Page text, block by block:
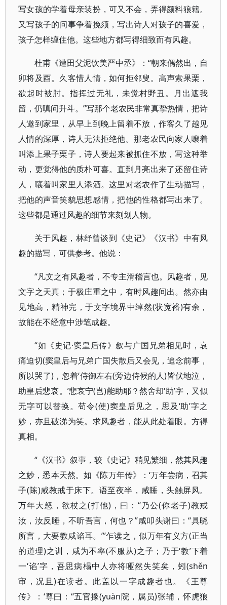
写女孩的学着母亲装扮，可又不会，弄得颜料狼籍。
又写孩子的问事争着挽须，写出诗人对孩子的喜爱，
孩子怎样缠住他。这些地方都写得细致而有风趣。
杜甫《遭田父泥饮美严中丞》：“朝来偶然出，自
卯将及酉。久客惜人情，如何拒邻叟。高声索果栗，
欲起时被肘。指挥过无礼，未觉村野丑。月出遮我
留，仍嗔问升斗。”写那个老农民非常真挚热情，把诗
人邀到家里，从早上到晚上留着不放，作客久了越见
人情的深厚，诗人无法拒绝他。那老农民向家人嚷着
叫添上果子栗子，诗人要起来被抓住不放，写这种举
动，更觉得他的质朴可喜。直到月亮出来了还留住诗
人，嚷着叫家里人添酒。这里对老农作了生动描写，
把他的声音笑貌思想感情，把他的性格都写出来了。
这些都是通过风趣的细节来刻划人物。
关于风趣，林纾曾谈到《史记》《汉书》中有风
趣的描写，可供参考。他说：
“凡文之有风趣者，不专主滑稽言也。风趣者，见
文字之天真；于极庄重之中，有时风趣间出。然亦由
见地高，精神完，于文字境界中绰然(状宽裕)有余，
故能在不经意中涉笔成趣。
“如《史记·窦皇后传》叙与广国兄弟相见时，哀
痛迫切(窦皇后与兄弟广国失散后又会见，追念前事，
所以哭了)，忽着‘侍御左右(旁边侍候的人)皆伏地泣，
助皇后悲哀。’悲哀宁(岂)能助耶？然舍却‘助’字，又似
无字可以替换。苟令(使)窦皇后见之，思及‘助’字之
妙，亦且破涕为笑。求风趣者，能从此处着眼。方得
真相。
“《汉书》叙事，较《史记》稍见繁细，然其风趣
之妙，悉本天然。如《陈万年传》：‘万年尝病，召其
子(陈)咸教戒于床下。语至夜半，咸睡，头触屏风。
万年大怒，欲杖之(打他)，曰：“乃公(你老子)教戒
汝，汝反睡，不听吾言，何也？”咸叩头谢曰：“具晓
所言，大要教咸谄耳。”’乍读之，似万年有义方(正当
的道理)之训，咸为不率(不服从)之子；乃于‘教’下着
一‘谄’字，吾思病榻中人亦将哑然失笑矣，矧(shěn
审，况且)在读者。此盖以一字成趣者也。《王尊
传》：‘尊曰：“五官掾(yuàn院，属员)张辅，怀虎狼